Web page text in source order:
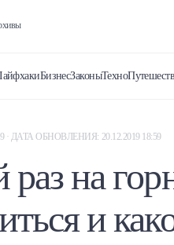
БизнесЗаконыТехно
· ДАТА ОБНОВЛЕНИЯ: 20.12.2019 18:59
на
и